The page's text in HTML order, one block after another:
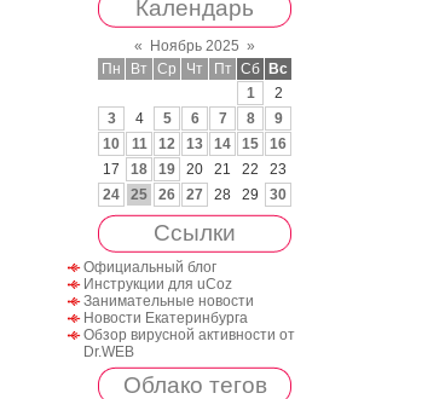
Календарь
« Ноябрь 2025 »
Пн
Вт Ср Чт Пт Сб
Вс
1
2
3
4 5 6 7 8
9
10
11 12 13 14 15
16
17
18 19 20 21 22
23
24
25 26 27 28 29 30
Ссылки
Официальный блог
Инструкции для uCoz
Занимательные новости
Новости Екатеринбурга
Обзор вирусной активности от
Dr.WEB
Облако тегов